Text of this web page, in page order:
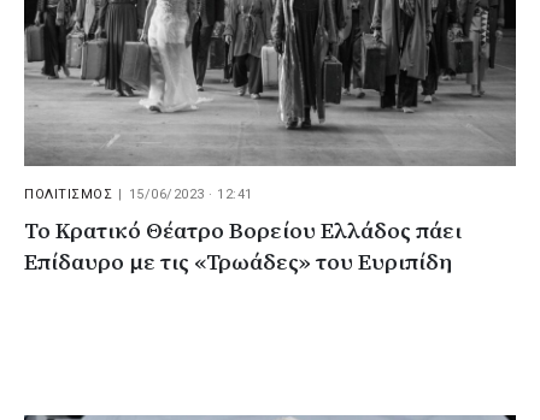
ΠΟΛΙΤΙΣΜΟΣ 15/06/2023 · 12:41
Το Κρατικό Θέατρο Βορείου Ελλάδος πάει
Επίδαυρο με τις «Τρωάδες» του Ευριπίδη